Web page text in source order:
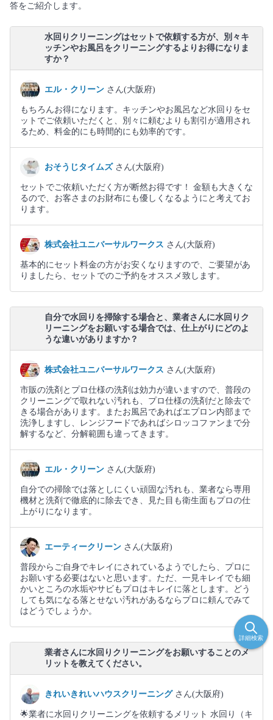
答をご紹介します。
水回りクリーニングはセットで依頼する方が、別々キ
ッチンやお風呂をクリーニングするよりお得になりま
すか？
エル・クリーン さん(大阪府)
もちろんお得になります。キッチンやお風呂など水回りをセ
ットでご依頼いただくと、別々に頼むよりも割引が適用され
るため、料金的にも時間的にも効率的です。
おそうじタイムズ さん(大阪府)
セットでご依頼いただく方が断然お得です！ 金額も大きくな
るので、お客さまのお財布にも優しくなるようにと考えてお
ります。
株式会社ユニバーサルワークス さん(大阪府)
基本的にセット料金の方がお安くなりますので、ご要望があ
りましたら、セットでのご予約をオススメ致します。
自分で水回りを掃除する場合と、業者さんに水回りク
リーニングをお願いする場合では、仕上がりにどのよ
うな違いがありますか？
株式会社ユニバーサルワークス さん(大阪府)
市販の洗剤とプロ仕様の洗剤は効力が違いますので、普段の
クリーニングで取れない汚れも、プロ仕様の洗剤だと除去で
きる場合があります。またお風呂であればエプロン内部まで
洗浄しますし、レンジフードであればシロッコファンまで分
解するなど、分解範囲も違ってきます。
エル・クリーン さん(大阪府)
自分での掃除では落としにくい頑固な汚れも、業者なら専用
機材と洗剤で徹底的に除去でき、見た目も衛生面もプロの仕
上がりになります。
エーティークリーン さん(大阪府)
普段からご自身でキレイにされているようでしたら、プロに
お願いする必要はないと思います。ただ、一見キレイでも細
かいところの水垢やサビもプロはキレイに落とします。どう
しても気になる落とせない汚れがあるならプロに頼んでみて
はどうでしょうか。
業者さんに水回りクリーニングをお願いすることのメ
リットを教えてください。
きれいきれいハウスクリーニング さん(大阪府)
🌟業者に水回りクリーニングを依頼するメリット 水回り（キ
詳細検索